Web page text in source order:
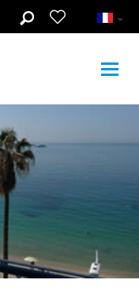
Voir les photos (3)